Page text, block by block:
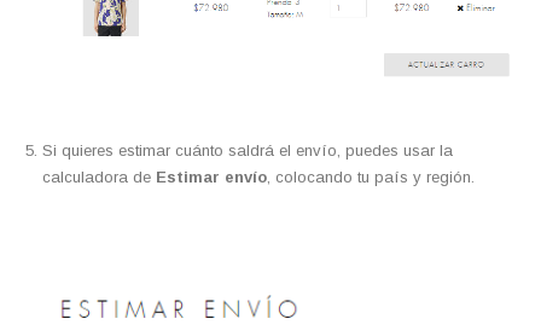
Si quieres estimar cuánto saldrá el envío, puedes usar la
calculadora de Estimar envío , colocando tu país y región.